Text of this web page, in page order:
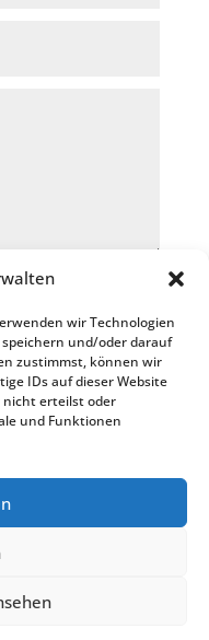
wir Technologien
und/oder darauf
zustimmst, können wir
IDs auf dieser Website
nicht erteilst oder
und Funktionen
Angaben aus dem
Die Daten werden
Ihrer Anfrage
Einwilligung jederzeit
ra.com
zum Umgang mit